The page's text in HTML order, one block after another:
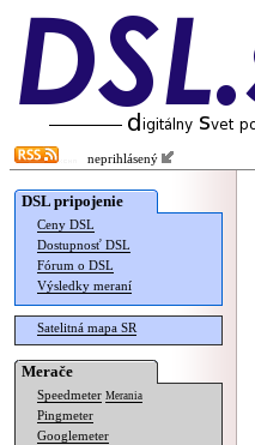
neprihlásený
DSL pripojenie
Ceny DSL
Dostupnosť DSL
Fórum o DSL
Výsledky meraní
Satelitná mapa SR
Merače
Speedmeter Merania
Pingmeter
Googlemeter